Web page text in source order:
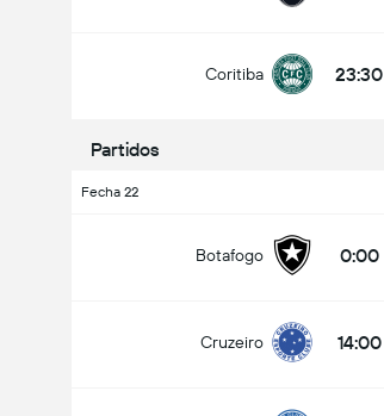
Coritiba 23:30
Partidos
Fecha 22
Botafogo 0:00
Cruzeiro 14:00